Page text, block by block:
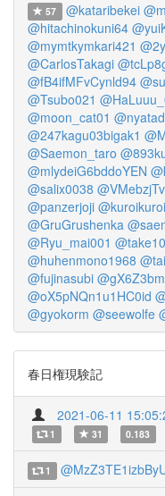
57 @kataribekei
@hitachinokuni64
@mymtkymkari421
@CarlosTakagi
@fB4ifMFvCynld94
@Tsubo021
@moon_cat01
@247kagu03bigak1
@Saemon_taro
@mlydeiG6bddoYEN
@salix0038
@panzerjoji
@GruGrushenka
@Ryu_mai001
@huhenmono1968
@fujinasubi
@oX5pNQn1u1HC0id
@gyokorm @seewolfe
春日権現験記
2021-06-11
1 31 0.183
1